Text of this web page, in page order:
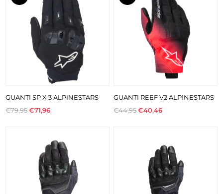
GUANTI SP X 3 ALPINESTARS
€79,95€71,96
GUANTI REEF V2 ALPINESTARS
€44,95€40,46